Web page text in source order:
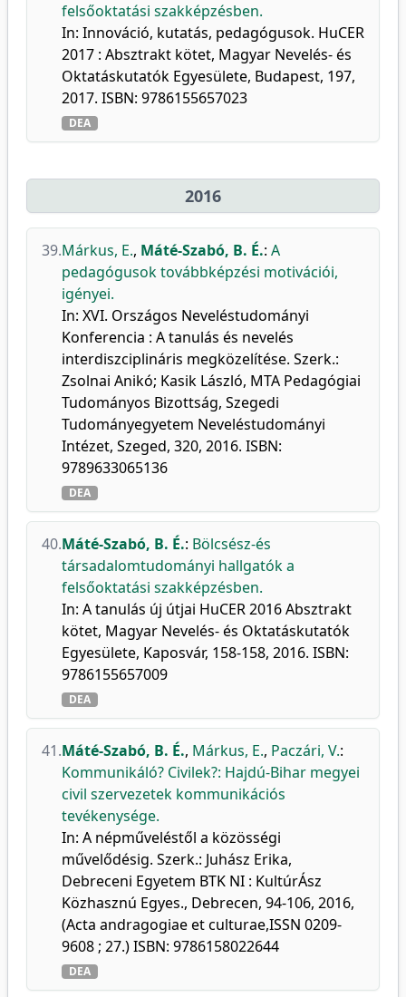
felsőoktatási szakképzésben.
In: Innováció, kutatás, pedagógusok. HuCER
2017 : Absztrakt kötet, Magyar Nevelés- és
Oktatáskutatók Egyesülete, Budapest, 197,
2017. ISBN: 9786155657023
DEA
2016
39.Márkus, E., Máté-Szabó, B. É.: A
pedagógusok továbbképzési motivációi,
igényei.
In: XVI. Országos Neveléstudományi
Konferencia : A tanulás és nevelés
interdiszciplináris megközelítése. Szerk.:
Zsolnai Anikó; Kasik László, MTA Pedagógiai
Tudományos Bizottság, Szegedi
Tudományegyetem Neveléstudományi
Intézet, Szeged, 320, 2016. ISBN:
9789633065136
DEA
40.Máté-Szabó, B. É.: Bölcsész-és
társadalomtudományi hallgatók a
felsőoktatási szakképzésben.
In: A tanulás új útjai HuCER 2016 Absztrakt
kötet, Magyar Nevelés- és Oktatáskutatók
Egyesülete, Kaposvár, 158-158, 2016. ISBN:
9786155657009
DEA
41.Máté-Szabó, B. É., Márkus, E., Paczári, V.:
Kommunikáló? Civilek?: Hajdú-Bihar megyei
civil szervezetek kommunikációs
tevékenysége.
In: A népműveléstől a közösségi
művelődésig. Szerk.: Juhász Erika,
Debreceni Egyetem BTK NI : KultúrÁsz
Közhasznú Egyes., Debrecen, 94-106, 2016,
(Acta andragogiae et culturae,ISSN 0209-
9608 ; 27.) ISBN: 9786158022644
DEA